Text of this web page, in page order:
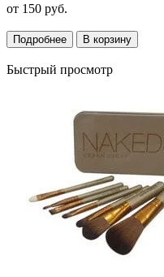
от 150 руб.
Подробнее В корзину
Быстрый просмотр